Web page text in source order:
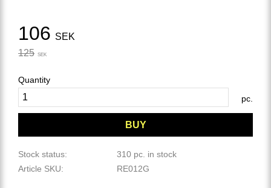
Reduced price:
106 SEK
Original price:
125 SEK
Quantity
pc.
BUY
Stock status
310 pc. in stock
Article SKU
RE012G